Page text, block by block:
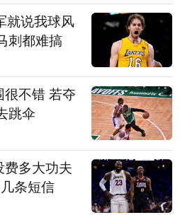
就说我球风
刺都难搞
不错 若夺
跳伞
多大功夫
条短信